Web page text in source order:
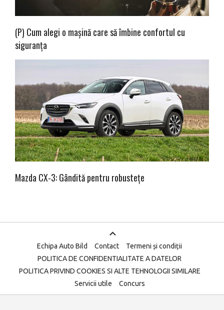
(P) Cum alegi o mașină care să îmbine confortul cu
siguranța
Mazda CX-3: Gândită pentru robustețe
Echipa Auto Bild Contact
Termeni și condiții
POLITICA DE CONFIDENTIALITATE A DATELOR
POLITICA PRIVIND COOKIES SI ALTE TEHNOLOGII SIMILARE
Servicii utile
Concurs